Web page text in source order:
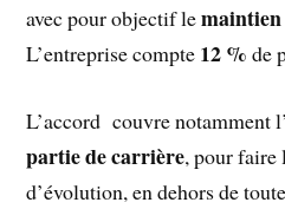
avec pour objectif lemaintien
L’entreprise compte 12 %de
L’accord couvre notamment
partie de carrière, pour faire
d’évolution, en dehors de